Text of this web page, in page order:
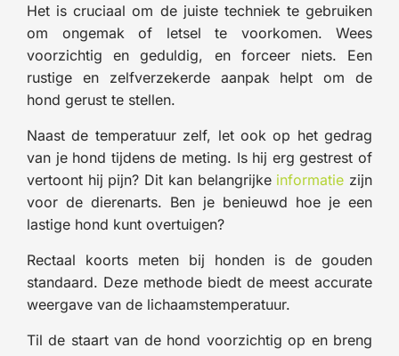
Het is cruciaal om de juiste techniek te gebruiken
om ongemak of letsel te voorkomen. Wees
voorzichtig en geduldig, en forceer niets. Een
rustige en zelfverzekerde aanpak helpt om de
hond gerust te stellen.
Naast de temperatuur zelf, let ook op het gedrag
van je hond tijdens de meting. Is hij erg gestrest of
vertoont hij pijn? Dit kan belangrijke informatie zijn
voor de dierenarts. Ben je benieuwd hoe je een
lastige hond kunt overtuigen?
Rectaal koorts meten bij honden is de gouden
standaard. Deze methode biedt de meest accurate
weergave van de lichaamstemperatuur.
Til de staart van de hond voorzichtig op en breng